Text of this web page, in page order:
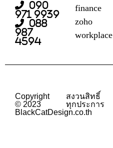
090
971 9939
088
987
4594
finance
zoho
workplace
Copyright
© 2023
BlackCatDesign.co.th
สงวนสิทธิ์
ทุกประการ